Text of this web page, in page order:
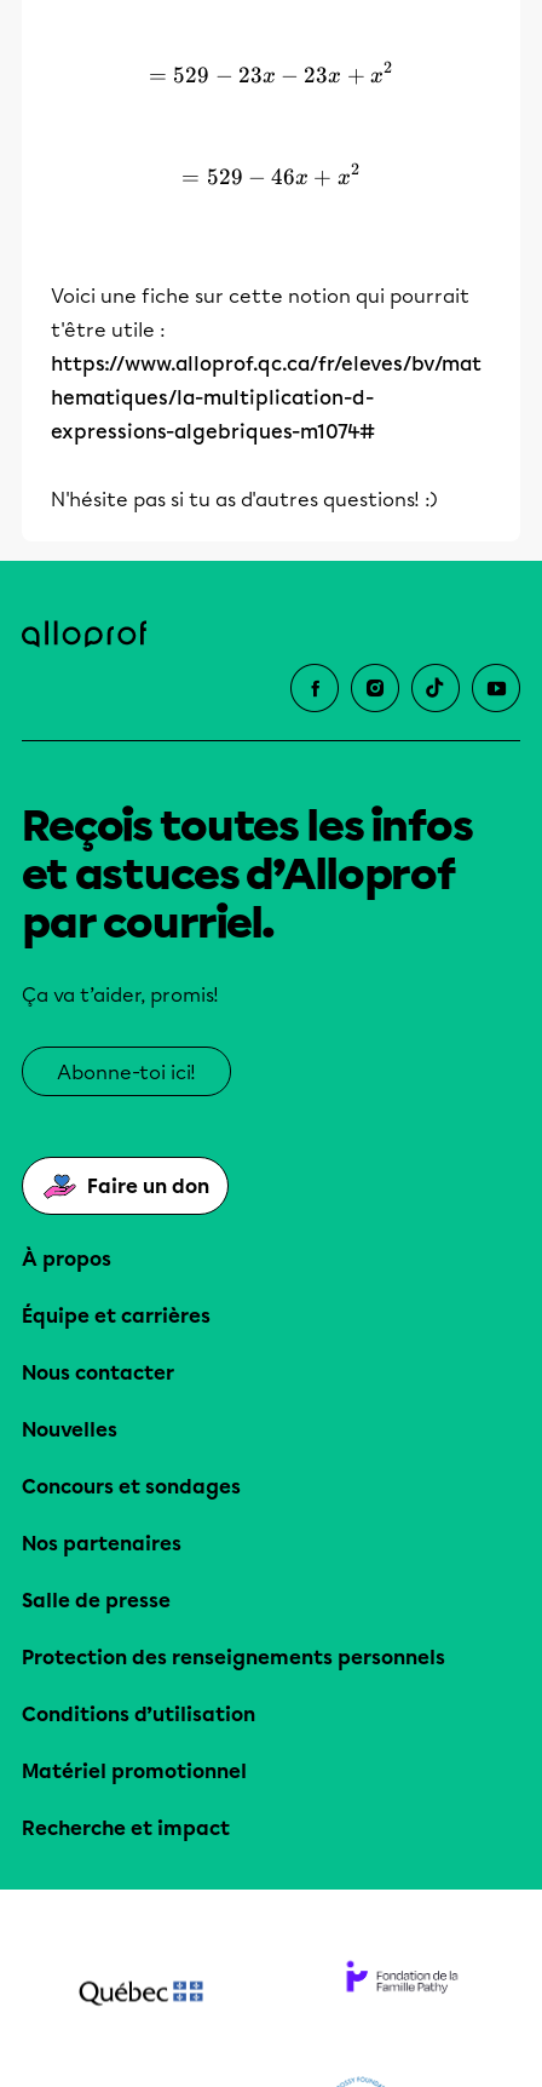
= 529 - 23x -23x + x^2
= 529 − 23x − 23x + x2
= 529 -46x + x^2
= 529 − 46x + x2
Voici une fiche sur cette notion qui pourrait
t'être utile :
https://www.alloprof.qc.ca/fr/eleves/bv/mat
hematiques/la-multiplication-d-
expressions-algebriques-m1074#
N'hésite pas si tu as d'autres questions! :)
Reçois toutes les infos
et astuces d’Alloprof
par courriel.
Ça va t’aider, promis!
Abonne-toi ici!
Faire un don
À propos
Équipe et carrières
Nous contacter
Nouvelles
Concours et sondages
Nos partenaires
Salle de presse
Protection des renseignements personnels
Conditions d’utilisation
Matériel promotionnel
Recherche et impact